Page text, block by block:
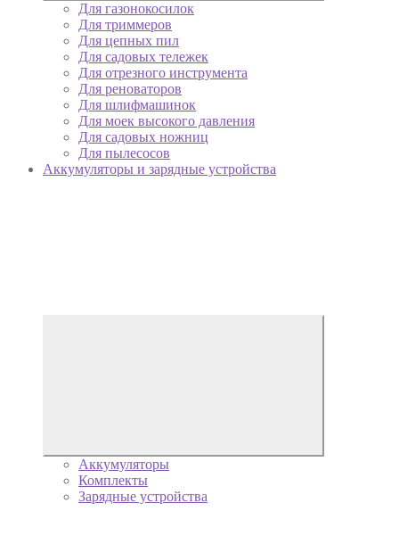
Для газонокосилок
Для триммеров
Для цепных пил
Для садовых тележек
Для отрезного инструмента
Для реноваторов
Для шлифмашинок
Для моек высокого давления
Для садовых ножниц
Для пылесосов
Аккумуляторы и зарядные устройства
Аккумуляторы
Комплекты
Зарядные устройства